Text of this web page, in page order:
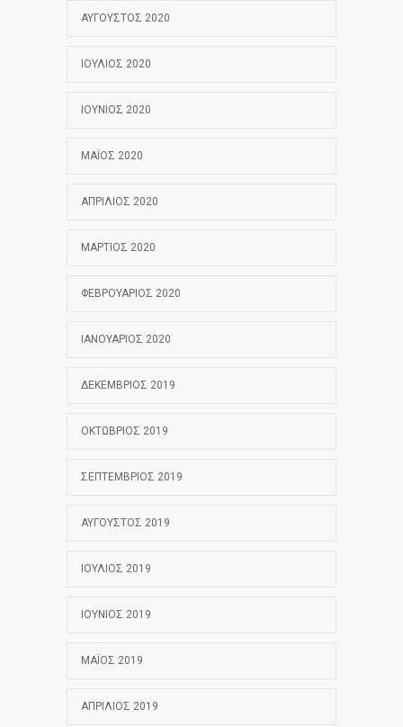
ΑΎΓΟΥΣΤΟΣ 2020
ΙΟΎΛΙΟΣ 2020
ΙΟΎΝΙΟΣ 2020
ΜΆΙΟΣ 2020
ΑΠΡΊΛΙΟΣ 2020
ΜΆΡΤΙΟΣ 2020
ΦΕΒΡΟΥΆΡΙΟΣ 2020
ΙΑΝΟΥΆΡΙΟΣ 2020
ΔΕΚΈΜΒΡΙΟΣ 2019
ΟΚΤΏΒΡΙΟΣ 2019
ΣΕΠΤΈΜΒΡΙΟΣ 2019
ΑΎΓΟΥΣΤΟΣ 2019
ΙΟΎΛΙΟΣ 2019
ΙΟΎΝΙΟΣ 2019
ΜΆΙΟΣ 2019
ΑΠΡΊΛΙΟΣ 2019